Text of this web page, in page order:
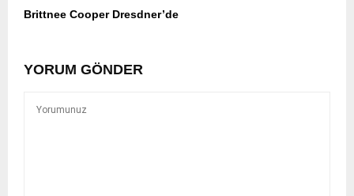
Brittnee Cooper Dresdner’de
YORUM GÖNDER